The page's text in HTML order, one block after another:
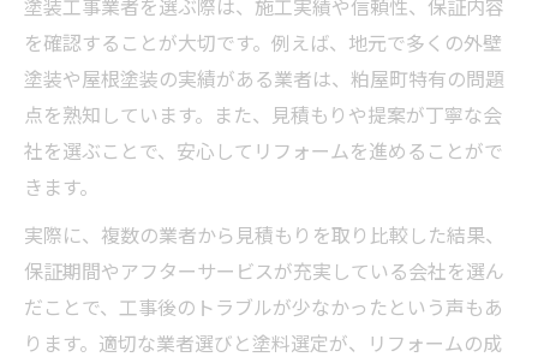
塗装工事業者を選ぶ際は、施工実績や信頼性、保証内容
を確認することが大切です。例えば、地元で多くの外壁
塗装や屋根塗装の実績がある業者は、粕屋町特有の問題
点を熟知しています。また、見積もりや提案が丁寧な会
社を選ぶことで、安心してリフォームを進めることがで
きます。
実際に、複数の業者から見積もりを取り比較した結果、
保証期間やアフターサービスが充実している会社を選ん
だことで、工事後のトラブルが少なかったという声もあ
ります。適切な業者選びと塗料選定が、リフォームの成